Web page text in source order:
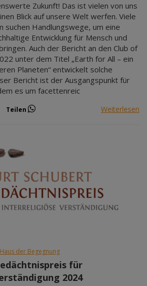
Zukunft! Das ist vielen von uns
Blick auf unsere Welt werfen. Viele
suchen Handlungswege, um eine
Entwicklung für Mensch und
Auch der Bericht an den Club of
unter dem Titel „Earth for All – ein
Planeten“ entwickelt solche
Bericht ist der Ausgangspunkt für
es um facettenreic
Teilen Weiterlesen
Haus der Begegnung
für
2024